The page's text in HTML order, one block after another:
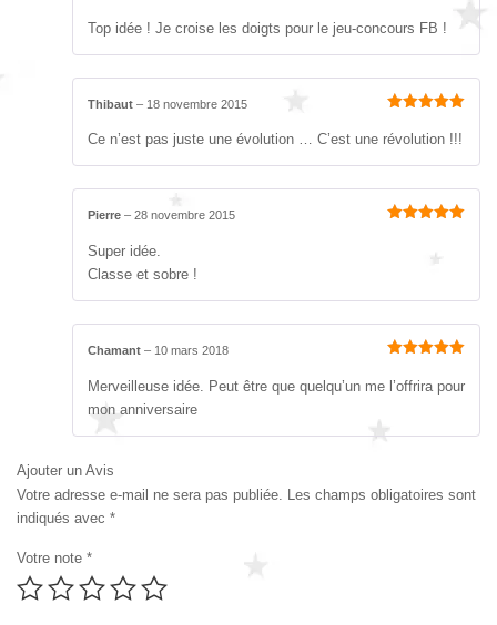
sur 5
Top idée ! Je croise les doigts pour le jeu-concours FB !
sur 5
Thibaut – 18 novembre 2015
Ce n’est pas juste une évolution … C’est une révolution !!!
Pierre – 28 novembre 2015
Super idée.
Classe et sobre !
sur 5
Chamant – 10 mars 2018
Merveilleuse idée. Peut être que quelqu’un me l’offrira pour
mon anniversaire
Ajouter un Avis
Votre adresse e-mail ne sera pas publiée. Les champs obligatoires sont
indiqués avec *
Votre note *